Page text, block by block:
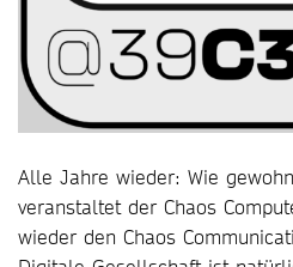
Alle Jahre wieder: Wie
veranstaltet der Chaos
wieder den Chaos